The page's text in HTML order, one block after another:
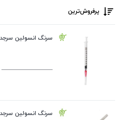
پرفروش‌ترین‌
سرنگ انسولین سرجدا گیج
سرنگ انسولین سرجدا گیج